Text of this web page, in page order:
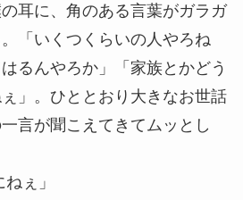
耳に、 角のある言葉がガラガ
「いくつくらいの人やろね
るんやろか」「家族とかどう
」。ひととおり大きなお世話
言が聞こえてきてムッとし
ぇ」